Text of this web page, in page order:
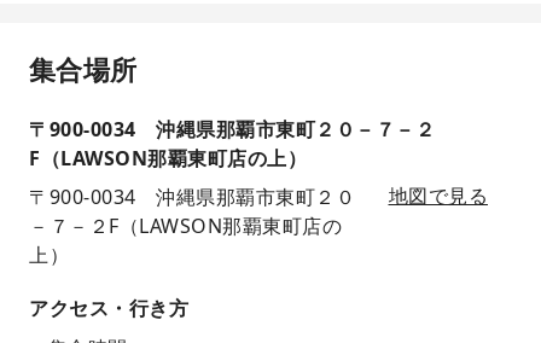
集合場所
〒900-0034 沖縄県那覇市東町２０－７－２
F（LAWSON那覇東町店の上）
〒900-0034 沖縄県那覇市東町２０
－７－２F（LAWSON那覇東町店の
上）
地図で見る
アクセス・行き方